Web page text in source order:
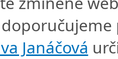
Janáčová